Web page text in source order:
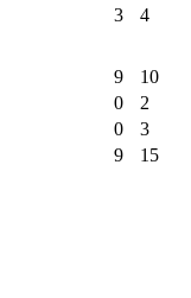
3
4
9
10
0
2
0
3
9 15